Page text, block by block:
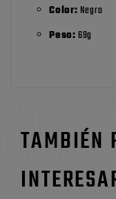
Color: Negro
Peso:69g
TAMBIÉN